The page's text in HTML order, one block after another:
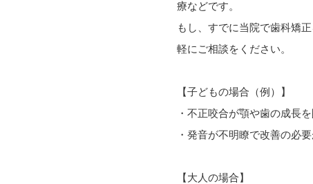
療などです。
もし、すでに当院で歯科矯
軽にご相談をください。
【子どもの場合（例）】
・不正咬合が顎や歯の成長
・発音が不明瞭で改善の必
【大人の場合】